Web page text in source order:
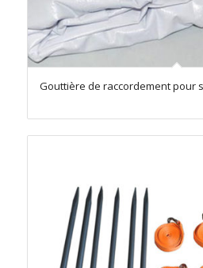
Gouttière de raccordement pour